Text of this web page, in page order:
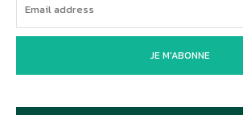
JE M'ABONNE